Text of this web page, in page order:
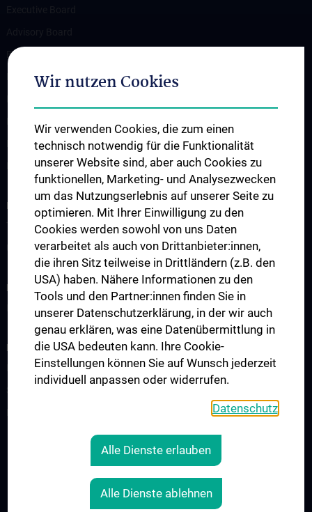
Beteiligte Einrichtungen
Flagship-Projekt
Newsletter
Kontakt
INFORMATIONEN FÜR PATIENT:INNEN
Terminvereinbarung / Zweitmeinung
Unterstützungsangebote
KLINISCHER BEREICH
Interdisziplinäre Veranstaltungen / Boards
FORSCHUNG
Expert:innen-Videos
COOKIE-EINSTELLUNGEN
Wir nutzen Cookies
Wir verwenden Cookies, die zum einen
technisch notwendig für die Funktionalität
unserer Website sind, aber auch Cookies zu
funktionellen, Marketing- und Analysezwecken
um das Nutzungserlebnis auf unserer Seite zu
optimieren. Mit Ihrer Einwilligung zu den
Cookies werden sowohl von uns Daten
verarbeitet als auch von Drittanbieter:innen,
die ihren Sitz teilweise in Drittländern (z.B. den
USA) haben. Nähere Informationen zu den
Tools und den Partner:innen finden Sie in
unserer Datenschutzerklärung, in der wir auch
genau erklären, was eine Datenübermittlung in
die USA bedeuten kann. Ihre Cookie-
Einstellungen können Sie auf Wunsch jederzeit
individuell anpassen oder widerrufen.
Datenschutz
Alle Dienste erlauben
Alle Dienste ablehnen